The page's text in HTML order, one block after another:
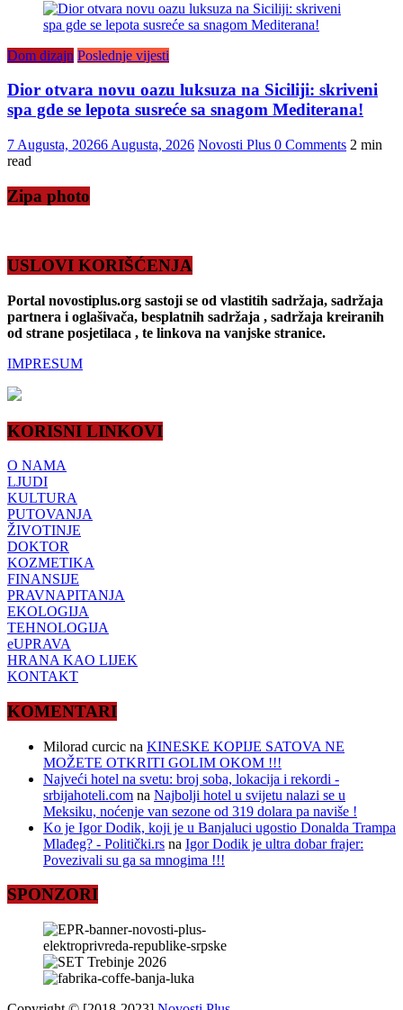
Dom dizajn Poslednje vijesti
Dior otvara novu oazu luksuza na Siciliji: skriveni
spa gde se lepota susreće sa snagom Mediterana!
7 Augusta, 20266 Augusta, 2026 Novosti Plus 0 Comments 2 min
read
Zipa photo
USLOVI KORIŠĆENJA
Portal novostiplus.org sastoji se od vlastitih sadržaja, sadržaja
partnera i oglašivača, besplatnih sadržaja , sadržaja kreiranih
od strane posjetilaca , te linkova na vanjske stranice.
IMPRESUM
KORISNI LINKOVI
O NAMA
LJUDI
KULTURA
PUTOVANJA
ŽIVOTINJE
DOKTOR
KOZMETIKA
FINANSIJE
PRAVNAPITANJA
EKOLOGIJA
TEHNOLOGIJA
eUPRAVA
HRANA KAO LIJEK
KONTAKT
KOMENTARI
Milorad curcic na KINESKE KOPIJE SATOVA NE
MOŽETE OTKRITI GOLIM OKOM !!!
Najveći hotel na svetu: broj soba, lokacija i rekordi -
srbijahoteli.com na Najbolji hotel u svijetu nalazi se u
Meksiku, noćenje van sezone od 319 dolara pa naviše !
Ko je Igor Dodik, koji je u Banjaluci ugostio Donalda Trampa
Mlađeg? - Politički.rs na Igor Dodik je ultra dobar frajer:
Povezivali su ga sa mnogima !!!
SPONZORI